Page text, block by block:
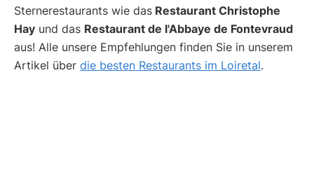
Sternerestaurants wie das Restaurant Christophe
Hay und das Restaurant de l'Abbaye de Fontevraud
aus! Alle unsere Empfehlungen finden Sie in unserem
Artikel über die besten Restaurants im Loiretal.